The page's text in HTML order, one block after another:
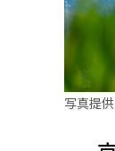
写真提